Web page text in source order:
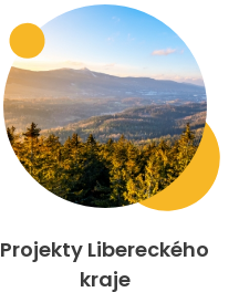
Projekty Libereckého
kraje